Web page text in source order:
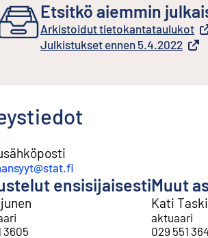
Etsitkö aiemmin
Arkistoidut tietokantataulukot
Ulkoinen linkki
Julkistukset ennen 5.4.2022
Ulkoinen linkki
ensisijaisesti
3605
Muut
Kati
aktuaari
029 551